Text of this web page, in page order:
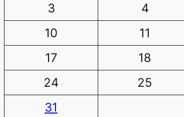
3
4
10
11
17
18
24
25
31